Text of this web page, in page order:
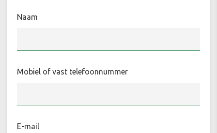
Naam
Mobiel of vast telefoonnummer
E-mail